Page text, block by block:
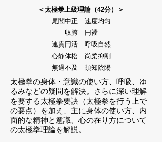
＜太極拳上級理論（42分）＞
尾閭中正 速度均匀
収胯
円襠
連貫円活 呼吸自然
心静体松 尚柔抑剛
無過不及 須知陰陽
太極拳の身体・意識の使い方、呼吸、ゆ
るみなどの疑問を解決。さらに深い理解
を要する太極拳要訣（太極拳を行う上で
の要点）を加え、主に身体の使い方、内
面的な精神と意識、心の在り方について
の太極拳理論を解説。